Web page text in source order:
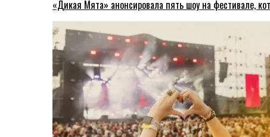
«Дикая Мята» анонсировала пять шоу на фестивале,